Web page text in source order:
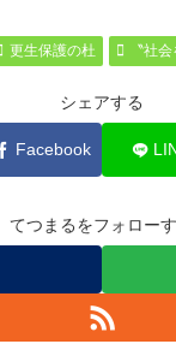
更生保護の杜 〝社
シェアする
Facebook
てつまるをフォロー